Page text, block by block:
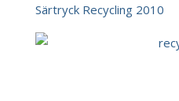
Särtryck Recycling 2010